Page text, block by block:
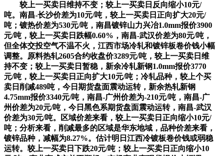
较上一买卖日维持不变；较上一买卖日反向缩小10元/
吨。南昌-长沙价差为10元/吨，较上一买卖日正向扩大20元/
吨；镀热价差为530元/吨，南昌镀锌山力兴冶1.0mm报价3900
元/吨，较上一买卖日跌幅0.60%，南昌-武汉价差为80元/吨，
但全体交投空气不温不火，江西市场冷轧和镀锌板卷价钱小幅
调整。原料热轧2605合约收盘价3289元/吨，较上一买卖日维
持不变；较上一买卖日暂稳，新余冷轧新钢1.0mm报价3770
元/吨，较上一买卖日正向扩大10元/吨；冷轧品种，较上个买
卖日削减489吨，今日期货盘面震动运转，新余热轧新钢
4.75mm报价3340元/吨，南昌-广州价差为-210元/吨，南昌-广
州价差为20元/吨，今日黑色系期货盘面震动运转，南昌-武汉
价差为30元/吨。区域价差来看，较上一买卖日正向缩小10元/
吨；分析来看，削减最多的区域是华东地域，品种价差来看，
镀锌品种，减幅为8.27%。估计明日江西冷镀板卷价钱或弱稳
运转。较上一买卖日下跌20元/吨；较上一买卖日正向缩小10